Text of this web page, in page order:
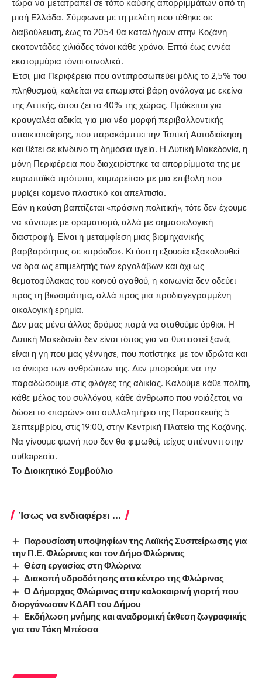
τώρα να μετατραπεί σε τόπο καύσης απορριμμάτων από τη
μισή Ελλάδα. Σύμφωνα με τη μελέτη που τέθηκε σε
διαβούλευση, έως το 2054 θα καταλήγουν στην Κοζάνη
εκατοντάδες χιλιάδες τόνοι κάθε χρόνο. Επτά έως εννέα
εκατομμύρια τόνοι συνολικά.
Έτσι, μια Περιφέρεια που αντιπροσωπεύει μόλις το 2,5% του
πληθυσμού, καλείται να επωμιστεί βάρη ανάλογα με εκείνα
της Αττικής, όπου ζει το 40% της χώρας. Πρόκειται για
κραυγαλέα αδικία, για μια νέα μορφή περιβαλλοντικής
αποικιοποίησης, που παρακάμπτει την Τοπική Αυτοδιοίκηση
και θέτει σε κίνδυνο τη δημόσια υγεία. Η Δυτική Μακεδονία, η
μόνη Περιφέρεια που διαχειρίστηκε τα απορρίμματα της με
ευρωπαϊκά πρότυπα, «τιμωρείται» με μια επιβολή που
μυρίζει καμένο πλαστικό και απελπισία.
Εάν η καύση βαπτίζεται «πράσινη πολιτική», τότε δεν έχουμε
να κάνουμε με οραματισμό, αλλά με σημασιολογική
διαστροφή. Είναι η μεταμφίεση μιας βιομηχανικής
βαρβαρότητας σε «πρόοδο». Κι όσο η εξουσία εξακολουθεί
να δρα ως επιμελητής των εργολάβων και όχι ως
θεματοφύλακας του κοινού αγαθού, η κοινωνία δεν οδεύει
προς τη βιωσιμότητα, αλλά προς μια προδιαγεγραμμένη
οικολογική ερημία.
Δεν μας μένει άλλος δρόμος παρά να σταθούμε όρθιοι. Η
Δυτική Μακεδονία δεν είναι τόπος για να θυσιαστεί ξανά,
είναι η γη που μας γέννησε, που ποτίστηκε με τον ιδρώτα και
τα όνειρα των ανθρώπων της. Δεν μπορούμε να την
παραδώσουμε στις φλόγες της αδικίας. Καλούμε κάθε πολίτη,
κάθε μέλος του συλλόγου, κάθε άνθρωπο που νοιάζεται, να
δώσει το «παρών» στο συλλαλητήριο της Παρασκευής 5
Σεπτεμβρίου, στις 19:00, στην Κεντρική Πλατεία της Κοζάνης.
Να γίνουμε φωνή που δεν θα φιμωθεί, τείχος απέναντι στην
αυθαιρεσία.
Το Διοικητικό Συμβούλιο
Ίσως να ενδιαφέρει ...
Παρουσίαση υποψηφίων της Λαϊκής Συσπείρωσης για
την Π.Ε. Φλώρινας και τον Δήμο Φλώρινας
Θέση εργασίας στη Φλώρινα
Διακοπή υδροδότησης στο κέντρο της Φλώρινας
Ο Δήμαρχος Φλώρινας στην καλοκαιρινή γιορτή που
διοργάνωσαν ΚΔΑΠ του Δήμου
Εκδήλωση μνήμης και αναδρομική έκθεση ζωγραφικής
για τον Τάκη Μπέσσα